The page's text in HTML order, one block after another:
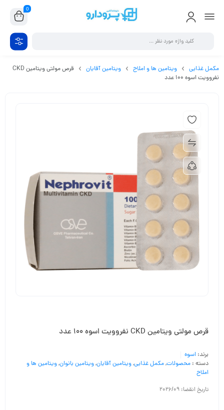
0
مکمل غذایی ویتامین ها و املاح ویتامین آقایان
قرص مولتی ویتامین CKD
نفروویت اسوه ۱۰۰ عدد
قرص مولتی ویتامین CKD نفروویت اسوه ۱۰۰ عدد
برند: اسوه
دسته : محصولات,مکمل غذایی,ویتامین آقایان,ویتامین بانوان,ویتامین ها و
املاح
تاریخ انقضا: 2026/09